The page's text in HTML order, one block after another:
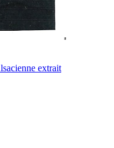
extrait